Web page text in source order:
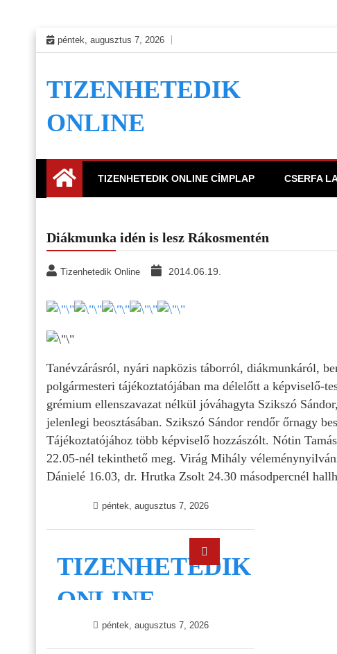
Skip
to
péntek, augusztus 7, 2026
TIZENHETEDIK
ONLINE
TIZENHETEDIK ONLINE CÍMPLAP CSERFA
Diákmunka idén is lesz Rákosmentén
Tizenhetedik Online 2014.06.19.
Tanévzárásról, nyári napközis táborról, diákmunkáról,
polgármesteri tájékoztatójában ma délelőtt a képviselő-
grémium ellenszavazat nélkül jóváhagyta Szikszó
jelenlegi beosztásában. Szikszó Sándor rendőr őrnagy
Tájékoztatójához több képviselő hozzászólt. Nótin
22.05-nél tekinthető meg. Virág Mihály
Dánielé 16.03, dr. Hrutka Zsolt 24.30 másodpercnél